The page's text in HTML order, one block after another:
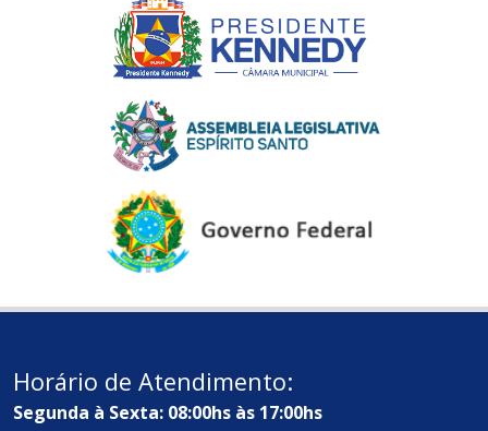
Horário de Atendimento:
Segunda à Sexta: 08:00hs às 17:00hs